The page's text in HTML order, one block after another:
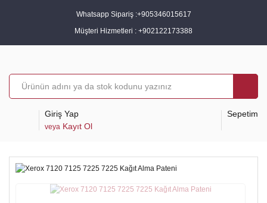
Whatsapp Sipariş :+905346015617
Müşteri Hizmetleri : +902122173388
Giriş Yap
veya Kayıt Ol
Sepetim